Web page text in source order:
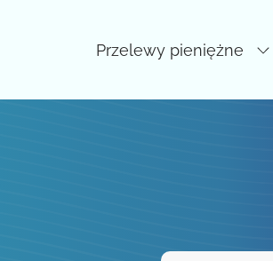
Przelewy pieniężne